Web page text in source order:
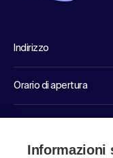
Indirizzo
Orario di apertura
Informazioni